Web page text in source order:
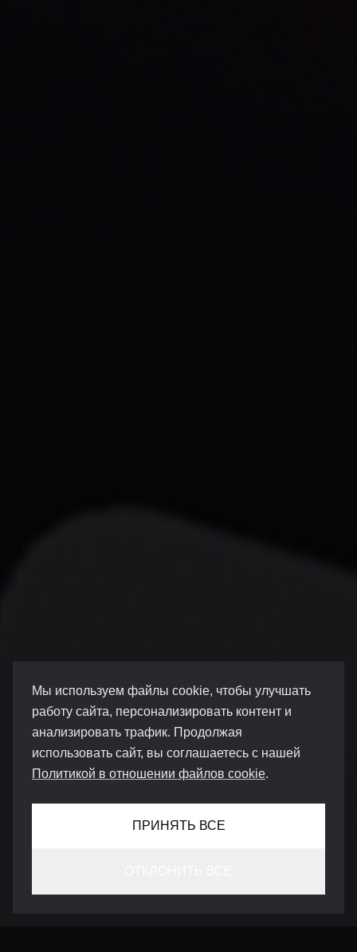
Мы используем файлы cookie, чтобы улучшать
работу сайта, персонализировать контент и
анализировать трафик. Продолжая
использовать сайт, вы соглашаетесь с нашей
Политикой в отношении файлов cookie.
ПРИНЯТЬ ВСЕ